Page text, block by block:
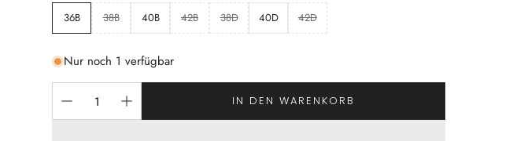
36B
38B 40B 42B 38D 40D 42D
Nur noch 1 verfügbar
IN DEN WARENKORB